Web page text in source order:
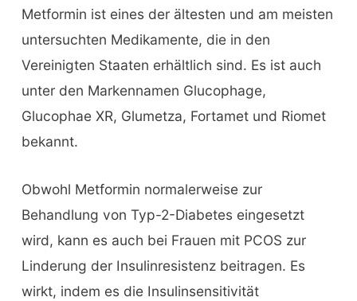
Metformin ist eines der ältesten und am meisten
untersuchten Medikamente, die in den
Vereinigten Staaten erhältlich sind. Es ist auch
unter den Markennamen Glucophage,
Glucophae XR, Glumetza, Fortamet und Riomet
bekannt.
Obwohl Metformin normalerweise zur
Behandlung von Typ-2-Diabetes eingesetzt
wird, kann es auch bei Frauen mit PCOS zur
Linderung der Insulinresistenz beitragen. Es
wirkt, indem es die Insulinsensitivität